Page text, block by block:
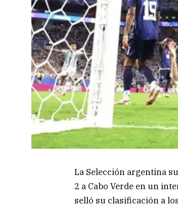
La Selección argentina
2 a Cabo Verde en un
selló su clasificación a